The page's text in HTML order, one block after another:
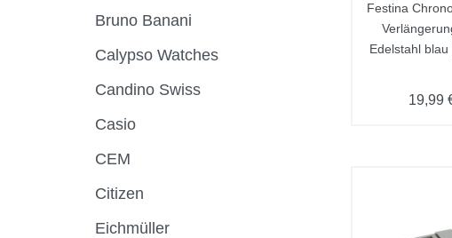
Bruno Banani
Calypso Watches
Candino Swiss
Casio
CEM
Citizen
Eichmüller
Festina
Edelstahl
19,99